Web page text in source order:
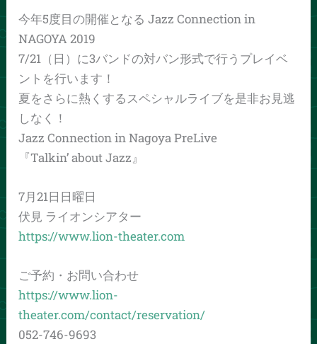
今年5度目の開催となる Jazz Connection in
NAGOYA 2019
7/21（日）に3バンドの対バン形式で行うプレイベ
ントを行います！
夏をさらに熱くするスペシャルライブを是非お見逃
しなく！
Jazz Connection in Nagoya PreLive
『Talkin’ about Jazz』
7月21日日曜日
伏見 ライオンシアター
https://www.lion-theater.com
ご予約・お問い合わせ
https://www.lion-
theater.com/contact/reservation/
‭052-746-9693‬